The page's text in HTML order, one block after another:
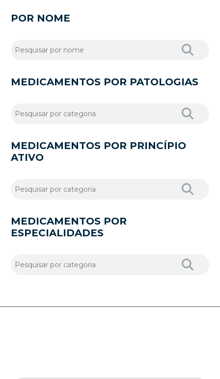
POR NOME
MEDICAMENTOS POR PATOLOGIAS
MEDICAMENTOS POR PRINCÍPIO
ATIVO
MEDICAMENTOS POR
ESPECIALIDADES